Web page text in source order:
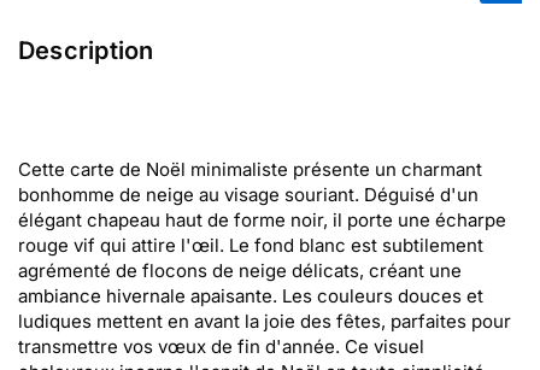
Description
Cette carte de Noël minimaliste présente un charmant
bonhomme de neige au visage souriant. Déguisé d'un
élégant chapeau haut de forme noir, il porte une écharpe
rouge vif qui attire l'œil. Le fond blanc est subtilement
agrémenté de flocons de neige délicats, créant une
ambiance hivernale apaisante. Les couleurs douces et
ludiques mettent en avant la joie des fêtes, parfaites pour
transmettre vos vœux de fin d'année. Ce visuel